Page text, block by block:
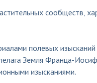
сообществ,
полевых
Земля Франца-
изысканиями.